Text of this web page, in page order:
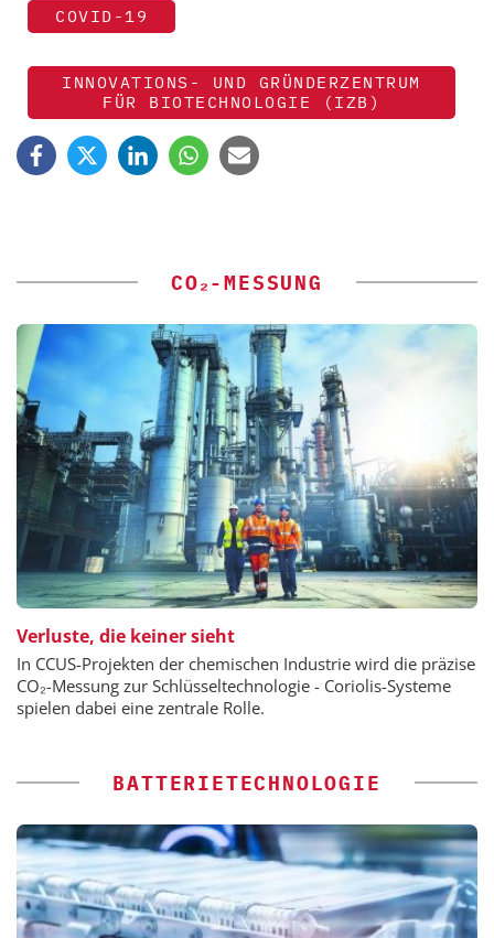
COVID-19
INNOVATIONS- UND GRÜNDERZENTRUM
FÜR BIOTECHNOLOGIE (IZB)
CO₂-MESSUNG
Verluste, die keiner sieht
In CCUS-Projekten der chemischen Industrie wird die präzise
CO₂-Messung zur Schlüsseltechnologie - Coriolis-Systeme
spielen dabei eine zentrale Rolle.
BATTERIETECHNOLOGIE